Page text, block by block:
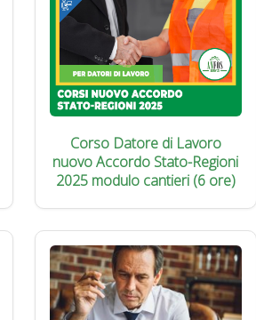
Corso Datore di Lavoro
nuovo Accordo Stato-Regioni
2025 modulo cantieri (6 ore)